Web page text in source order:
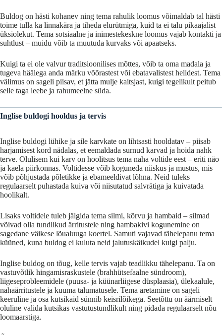
Buldog on hästi kohanev ning tema rahulik loomus võimaldab tal hästi
toime tulla ka linnakära ja tiheda elurütmiga, kuid ta ei talu pikaajalist
üksiolekut. Tema sotsiaalne ja inimestekeskne loomus vajab kontakti ja
suhtlust – muidu võib ta muutuda kurvaks või apaatseks.
Kuigi ta ei ole valvurtraditsioonilises mõttes, võib ta oma madala ja
tugeva häälega anda märku võõrastest või ebatavalistest helidest. Tema
välimus on sageli piisav, et jätta mulje kaitsjast, kuigi tegelikult peitub
selle taga leebe ja rahumeelne süda.
Inglise buldogi hooldus ja tervis
Inglise buldogi lühike ja sile karvkate on lihtsasti hooldatav – piisab
harjamisest kord nädalas, et eemaldada surnud karvad ja hoida nahk
terve. Olulisem kui karv on hoolitsus tema naha voltide eest – eriti näo
ja kaela piirkonnas. Voltidesse võib koguneda niiskus ja mustus, mis
võib põhjustada põletikke ja ebameeldivat lõhna. Neid tuleks
regulaarselt puhastada kuiva või niisutatud salvrätiga ja kuivatada
hoolikalt.
Lisaks voltidele tuleb jälgida tema silmi, kõrvu ja hambaid – silmad
võivad olla tundlikud ärritustele ning hambakivi kogunemine on
sagedane väikese lõualuuga koertel. Samuti vajavad tähelepanu tema
küüned, kuna buldog ei kuluta neid jalutuskäikudel kuigi palju.
Inglise buldog on tõug, kelle tervis vajab teadlikku tähelepanu. Ta on
vastuvõtlik hingamisraskustele (brahhütsefaalne sündroom),
liigeseprobleemidele (puusa- ja küünarliigese düsplaasia), ülekaalule,
nahaärritustele ja kuuma talumatusele. Tema aretamine on sageli
keeruline ja osa kutsikaid sünnib keisrilõikega. Seetõttu on äärmiselt
oluline valida kutsikas vastutustundlikult ning pidada regulaarselt nõu
loomaarstiga.